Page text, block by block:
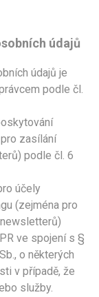
údajů
údajů je
podle čl.
zasílání
podle čl. 6
účely
(zejména pro
ve spojení s §
o některých
v případě, že
služby.